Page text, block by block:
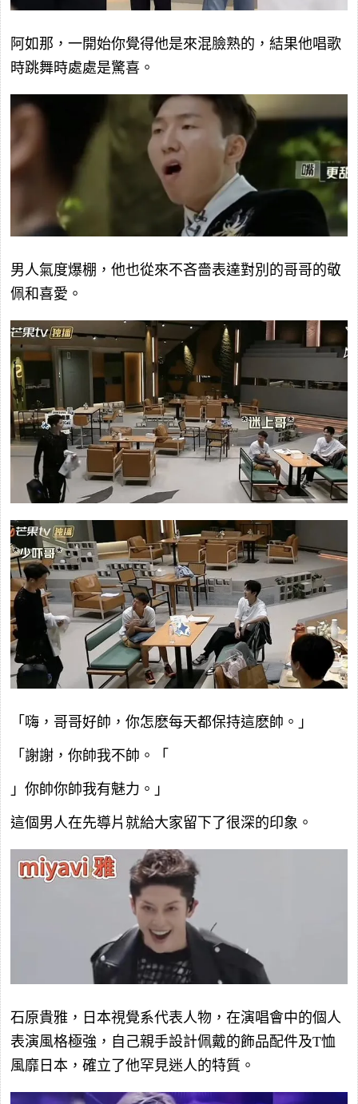
阿如那，一開始你覺得他是來混臉熟的，結果他唱歌
時跳舞時處處是驚喜。
男人氣度爆棚，他也從來不吝嗇表達對別的哥哥的敬
佩和喜愛。
「嗨，哥哥好帥，你怎麽每天都保持這麽帥。」
「謝謝，你帥我不帥。「
」你帥你帥我有魅力。」
這個男人在先導片就給大家留下了很深的印象。
石原貴雅，日本視覺系代表人物，在演唱會中的個人
表演風格極強，自己親手設計佩戴的飾品配件及T恤
風靡日本，確立了他罕見迷人的特質。